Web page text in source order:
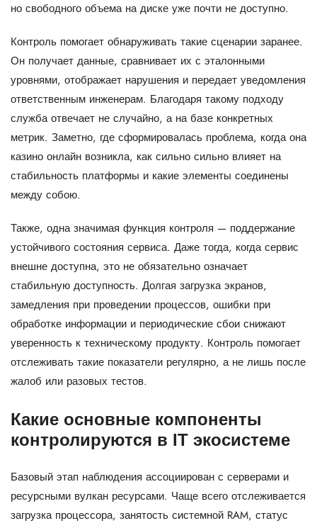
но свободного объема на диске уже почти не доступно.
Контроль помогает обнаруживать такие сценарии заранее.
Он получает данные, сравнивает их с эталонными
уровнями, отображает нарушения и передает уведомления
ответственным инженерам. Благодаря такому подходу
служба отвечает не случайно, а на базе конкретных
метрик. Заметно, где сформировалась проблема, когда она
казино онлайн возникла, как сильно сильно влияет на
стабильность платформы и какие элементы соединены
между собою.
Также, одна значимая функция контроля — поддержание
устойчивого состояния сервиса. Даже тогда, когда сервис
внешне доступна, это не обязательно означает
стабильную доступность. Долгая загрузка экранов,
замедления при проведении процессов, ошибки при
обработке информации и периодические сбои снижают
уверенность к техническому продукту. Контроль помогает
отслеживать такие показатели регулярно, а не лишь после
жалоб или разовых тестов.
Какие основные компоненты
контролируются в IT экосистеме
Базовый этап наблюдения ассоциирован с серверами и
ресурсными вулкан ресурсами. Чаще всего отслеживается
загрузка процессора, занятость системной RAM, статус